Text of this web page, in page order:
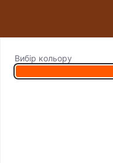
Вибір кольору